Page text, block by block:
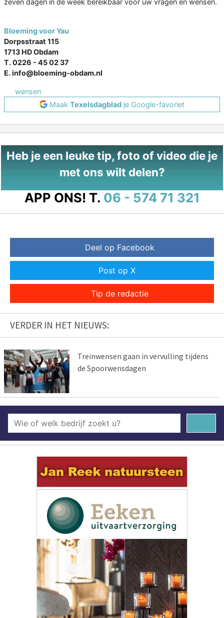
Bloeming voor Yau
Dorpsstraat 115
1713 HD Obdam
T. 0226 - 45 02 37
E. info@bloeming-obdam.nl
wensen
Maak Texelsdagblad je Google-favoriet
Heb je een leuke tip, foto of video die je
met ons wilt delen?
APP ONS! T. 06 - 574 71 321
Deel op Facebook
Post op X
Tip de redactie
VERDER IN HET NIEUWS:
Treinwensen gaan in vervulling tijdens
de Spoorwensdagen